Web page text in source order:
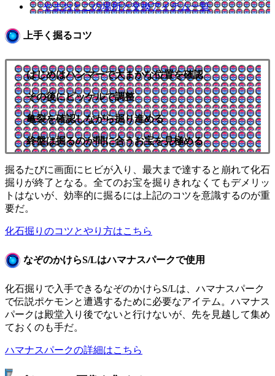
やまおとこの場所と交換アイテム一覧
上手く掘るコツ
はじめはハンマーで大まかな位置を確認
その後にピッケルで調整
亀裂を確認しながら掘り進める
終盤は掘るのが間に合うお宝を見極める
掘るたびに画面にヒビが入り、最大まで達すると崩れて化石
掘りが終了となる。全てのお宝を掘りきれなくてもデメリッ
トはないが、効率的に掘るには上記のコツを意識するのが重
要だ。
化石掘りのコツとやり方はこちら
なぞのかけらS/Lはハマナスパークで使用
化石掘りで入手できるなぞのかけらS/Lは、ハマナスパーク
で伝説ポケモンと遭遇するために必要なアイテム。ハマナス
パークは殿堂入り後でないと行けないが、先を見越して集め
ておくのも手だ。
ハマナスパークの詳細はこちら